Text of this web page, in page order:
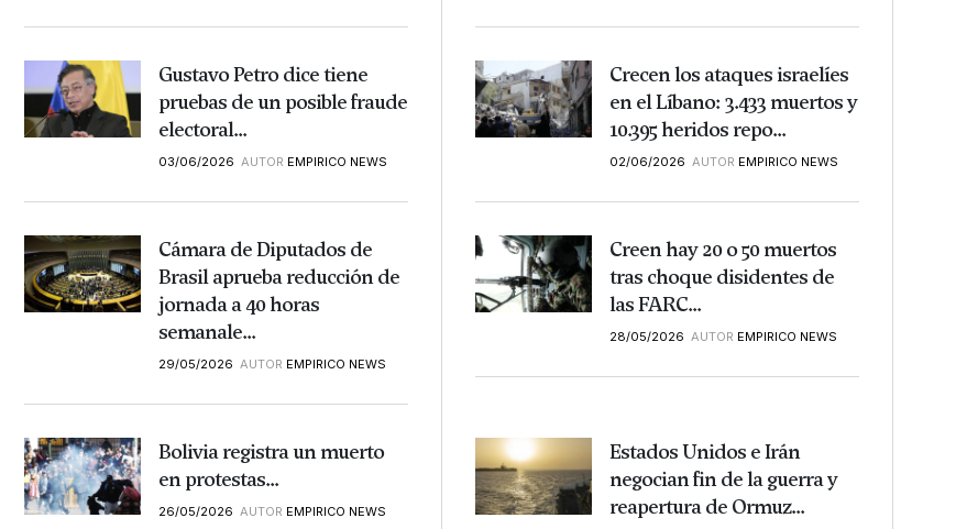
Gustavo Petro dice tiene
pruebas de un posible fraude
electoral...
03/06/2026 AUTOR EMPIRICO NEWS
Crecen los ataques israelíes
en el Líbano: 3.433 muertos y
10.395 heridos repo...
02/06/2026 AUTOR EMPIRICO NEWS
Cámara de Diputados de
Brasil aprueba reducción de
jornada a 40 horas
semanale...
29/05/2026 AUTOR EMPIRICO NEWS
Creen hay 20 o 50 muertos
tras choque disidentes de
las FARC...
28/05/2026 AUTOR EMPIRICO NEWS
Bolivia registra un muerto
en protestas...
26/05/2026 AUTOR EMPIRICO NEWS
Estados Unidos e Irán
negocian fin de la guerra y
reapertura de Ormuz...